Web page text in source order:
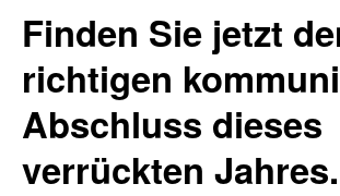
f_LAB
Kontakt
Finden Sie jetzt
richtigen
Abschluss dieses
verrückten Jahres.